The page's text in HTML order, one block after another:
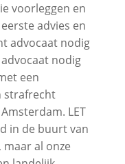
voorleggen en
advies en
advocaat nodig
nodig
een
strafrecht
LET
in de buurt van
al onze